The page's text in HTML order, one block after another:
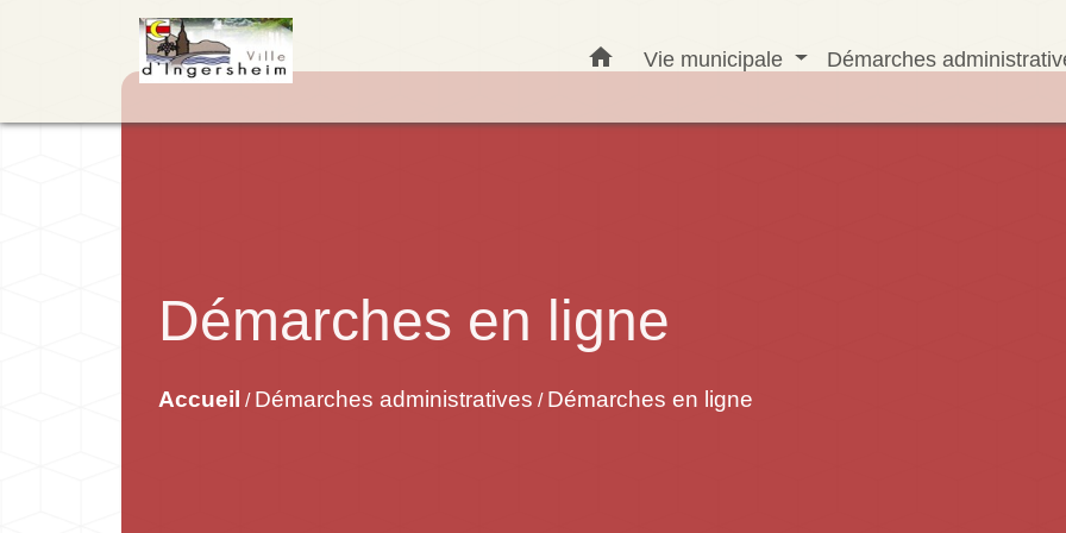
home Vie municipale Démarches
Démarches en ligne
Accueil / Démarches administratives / Démarches en ligne